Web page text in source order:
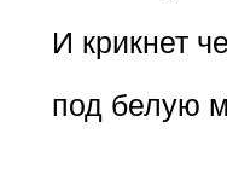
И крикнет
под белую